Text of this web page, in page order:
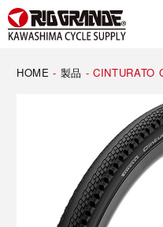
HOME - 製品 -CINTURATO